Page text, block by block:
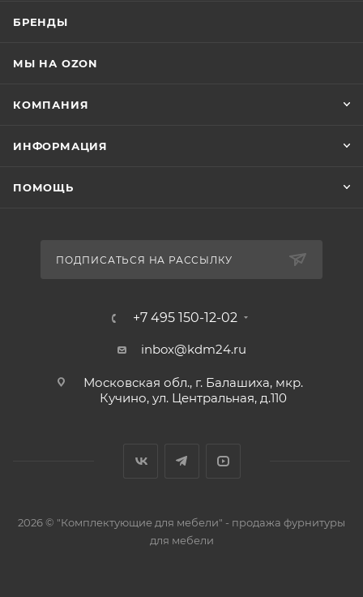
БРЕНДЫ
МЫ НА OZON
КОМПАНИЯ
ИНФОРМАЦИЯ
ПОМОЩЬ
ПОДПИСАТЬСЯ НА РАССЫЛКУ
+7 495 150-12-02
inbox@kdm24.ru
Московская обл., г. Балашиха, мкр.
Кучино, ул. Центральная, д.110
2026 © "Комплектующие для мебели" - продажа фурнитуры
для мебели